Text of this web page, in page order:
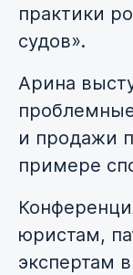
практики
судов».
Арина
и продажи
примере
юристам,
экспертам